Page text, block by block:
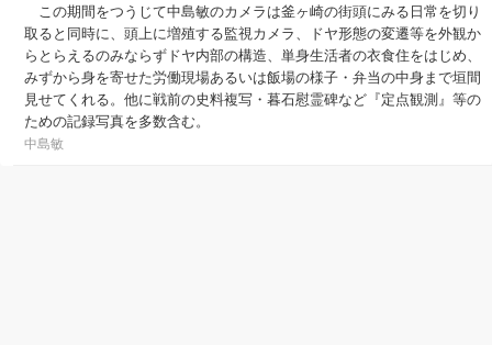
この期間をつうじて中島敏のカメラは釜ヶ崎の街頭にみる日常を切り
取ると同時に、頭上に増殖する監視カメラ、ドヤ形態の変遷等を外観か
らとらえるのみならずドヤ内部の構造、単身生活者の衣食住をはじめ、
みずから身を寄せた労働現場あるいは飯場の様子・弁当の中身まで垣間
見せてくれる。他に戦前の史料複写・暮石慰霊碑など『定点観測』等の
ための記録写真を多数含む。
中島敏